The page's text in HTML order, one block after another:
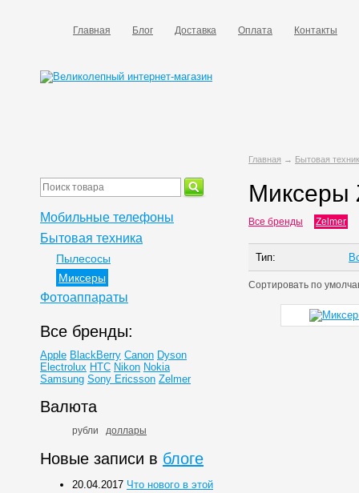
Главная Блог Доставка Оплата Контакты
Главная → Бытовая
Миксеры
Все бренды Zelmer
Тип:
Сортировать по
Мобильные телефоны
Бытовая техника
Пылесосы
Миксеры
Фотоаппараты
Все бренды:
Apple BlackBerry Canon Dyson
Electrolux HTC Nikon Nokia
Samsung Sony Ericsson Zelmer
Валюта
рубли доллары
Новые записи в блоге
20.04.2017 Что нового в этой